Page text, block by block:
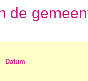
de
Datum